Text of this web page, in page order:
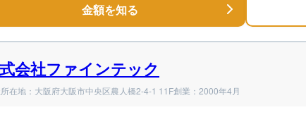
金額を知る
会社ファインテック
在地：大阪府大阪市中央区農人橋2-4-1 11F創業：2000年4月